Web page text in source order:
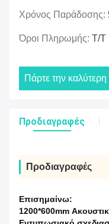
Χρόνος Παράδοσης:
Όροι Πληρωμής: T/T
Πάρτε την καλύτερη
Προδιαγραφές
Προδιαγραφές
Επισημαίνω:
1200*600mm